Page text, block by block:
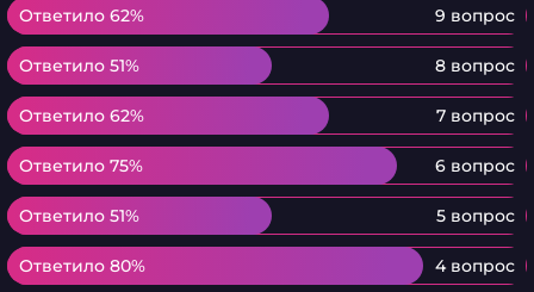
Ответило 62% 9 вопрос
Ответило 62%
Ответило 51% 8 вопрос
Ответило 51%
Ответило 62% 7 вопрос
Ответило 62%
Ответило 75% 6 вопрос
Ответило 75%
Ответило 51% 5 вопрос
Ответило 51%
Ответило 80% 4 вопрос
Ответило 80%